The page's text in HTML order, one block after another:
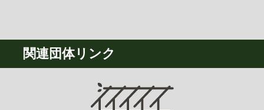
関連団体リンク